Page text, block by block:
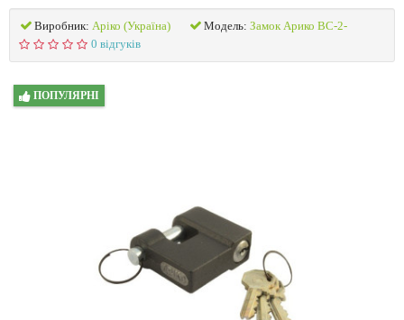
Виробник: Аріко (Україна) Модель: Замок Арико ВС-2-
0 відгуків
ПОПУЛЯРНІ